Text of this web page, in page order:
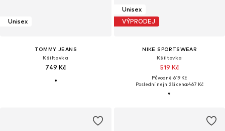
Unisex
TOMMY JEANS
Kšiltovka
749 Kč
Unisex
VÝPRODEJ
NIKE SPORTSWEAR
Kšiltovka
519 Kč
Původně: 619 Kč
Poslední nejnižší cena:467 Kč